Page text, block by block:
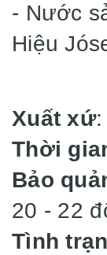
- Nước
Hiệu
Xuất xứ:
Thời
Bảo
20 - 22
Tình